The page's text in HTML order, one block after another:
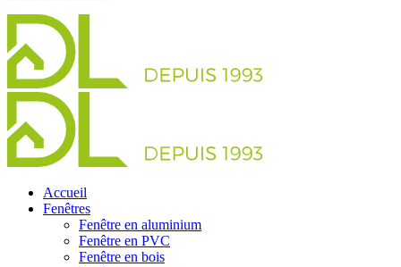
Accueil
Fenêtres
Fenêtre en aluminium
Fenêtre en PVC
Fenêtre en bois